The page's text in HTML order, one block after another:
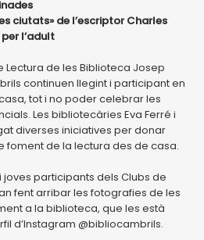
ciutats» de l’escriptor Charles
l’adult
Lectura de les Biblioteca Josep
continuen llegint i participant en
tot i no poder celebrar les
Les bibliotecàries Eva Ferré i
diverses iniciatives per donar
foment de la lectura des de casa.
joves participants dels Clubs de
fent arribar les fotografies de les
a la biblioteca, que les està
d’Instagram @bibliocambrils.